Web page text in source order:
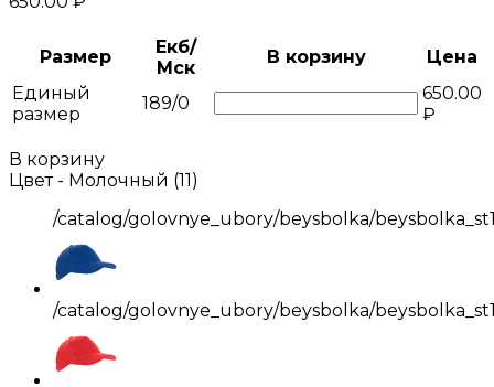
Размер
Екб/
Мск
В корзину
Цена
Единый
размер
189/0
650.00
₽
В корзину
Цвет - Молочный (11)
/catalog/golovnye_ubory/beysbolka/
/catalog/golovnye_ubory/beysbolka/